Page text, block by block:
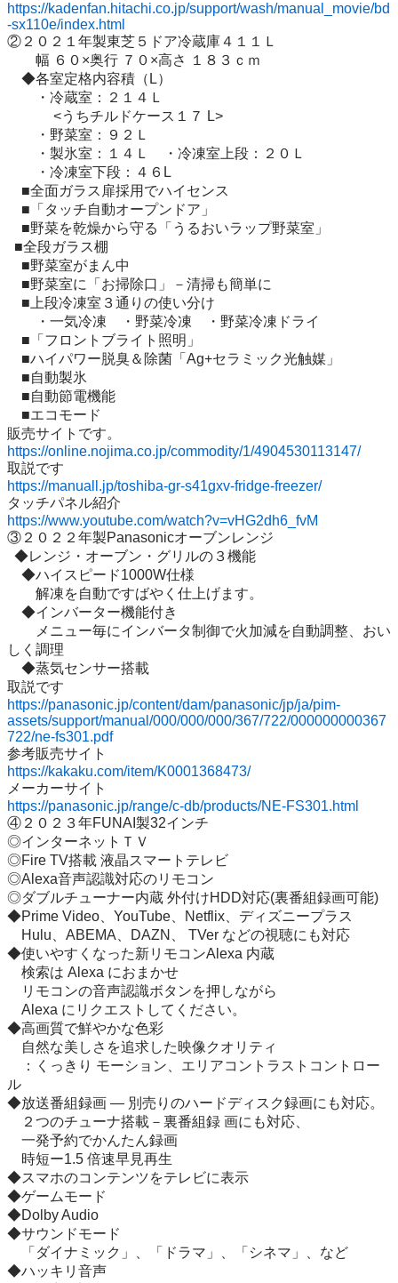
https://kadenfan.hitachi.co.jp/support/wash/manual_movie/bd
-sx110e/index.html
②２０２１年製東芝５ドア冷蔵庫４１１Ｌ
幅 ６０×奥行 ７０×高さ １８３ｃｍ
◆各室定格内容積（L）
・冷蔵室：２１４Ｌ
<うちチルドケース１７ L>
・野菜室：９２Ｌ
・製氷室：１４Ｌ　・冷凍室上段：２０Ｌ
・冷凍室下段：４６L
■全面ガラス扉採用でハイセンス
■「タッチ自動オープンドア」
■野菜を乾燥から守る「うるおいラップ野菜室」
■野菜室がまん中
■野菜室に「お掃除口」－清掃も簡単に
■上段冷凍室３通りの使い分け
・一気冷凍　・野菜冷凍　・野菜冷凍ドライ
■「フロントブライト照明」
■ハイパワー脱臭＆除菌「Ag+セラミック光触媒」
■自動製氷
■自動節電機能
■エコモード
https://online.nojima.co.jp/commodity/1/4904530113147/
https://manuall.jp/toshiba-gr-s41gxv-fridge-freezer/
https://www.youtube.com/watch?v=vHG2dh6_fvM
③２０２２年製Panasonicオーブンレンジ
◆ハイスピード1000W仕様
解凍を自動ですばやく仕上げます。
◆インバーター機能付き
メニュー毎にインバータ制御で火加減を自動調整、おい
しく調理
◆蒸気センサー搭載
https://panasonic.jp/content/dam/panasonic/jp/ja/pim-
assets/support/manual/000/000/000/367/722/000000000367
722/ne-fs301.pdf
https://kakaku.com/item/K0001368473/
https://panasonic.jp/range/c-db/products/NE-FS301.html
④２０２３年FUNAI製32インチ
◎インターネットＴＶ
◎Fire TV搭載 液晶スマートテレビ
◎Alexa音声認識対応のリモコン
◎ダブルチューナー内蔵 外付けHDD対応(裏番組録画可能)
◆Prime Video、YouTube、Netflix、ディズニープラス
Hulu、ABEMA、DAZN、 TVer などの視聴にも対応
◆使いやすくなった新リモコンAlexa 内蔵
検索は Alexa におまかせ
リモコンの音声認識ボタンを押しながら
Alexa にリクエストしてください。
◆高画質で鮮やかな色彩
自然な美しさを追求した映像クオリティ
：くっきり モーション、エリアコントラストコントロー
ル
◆放送番組録画 ― 別売りのハードディスク録画にも対応。
２つのチューナ搭載－裏番組録 画にも対応、
一発予約でかんたん録画
時短ー1.5 倍速早見再生
◆スマホのコンテンツをテレビに表示
◆ゲームモード
◆Dolby Audio
◆サウンドモード
「ダイナミック」、「ドラマ」、「シネマ」、など
◆ハッキリ音声